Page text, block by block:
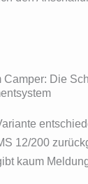
Camper: Die
12/200
kaum